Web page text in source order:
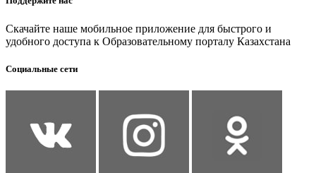
Скачайте наше мобильное приложение для быстрого и
удобного доступа к Образовательному порталу Казахстана
Социальные сети